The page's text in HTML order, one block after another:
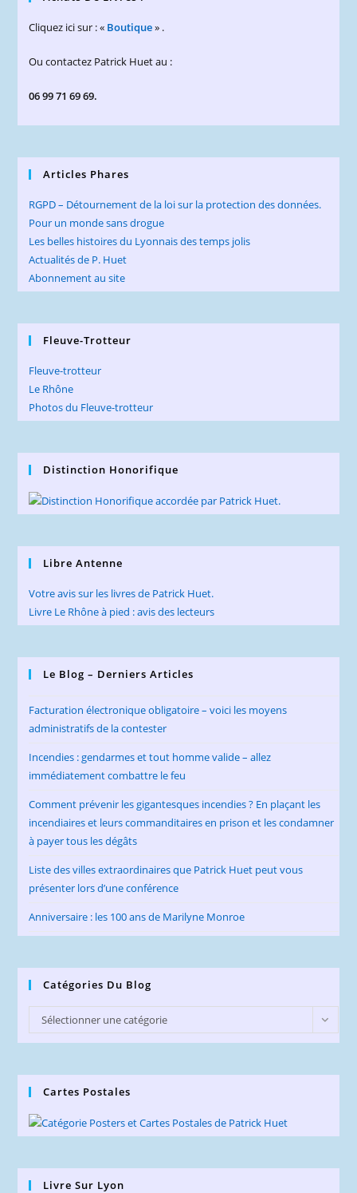
Cliquez ici sur : « Boutique» .
Ou contactez Patrick Huet au :
06 99 71 69 69.
Articles Phares
RGPD – Détournement de la loi sur la protection des données.
Pour un monde sans drogue
Les belles histoires du Lyonnais des temps jolis
Actualités de P. Huet
Abonnement au site
Fleuve-Trotteur
Fleuve-trotteur
Le Rhône
Photos du Fleuve-trotteur
Distinction Honorifique
Libre Antenne
Votre avis sur les livres de Patrick Huet.
Livre Le Rhône à pied : avis des lecteurs
Le Blog – Derniers Articles
Facturation électronique obligatoire – voici les moyens
administratifs de la contester
Incendies : gendarmes et tout homme valide – allez
immédiatement combattre le feu
Comment prévenir les gigantesques incendies ? En plaçant les
incendiaires et leurs commanditaires en prison et les condamner
à payer tous les dégâts
Liste des villes extraordinaires que Patrick Huet peut vous
présenter lors d’une conférence
Anniversaire : les 100 ans de Marilyne Monroe
Catégories Du Blog
Catégories
du
Sélectionner une catégorie
Cartes Postales
Livre Sur Lyon